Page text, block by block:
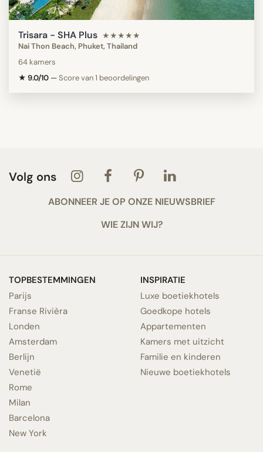
Trisara - SHA Plus ★★★★★
Nai Thon Beach, Phuket, Thailand
64 kamers
★ 9.0/10 —Score van 1 beoordelingen
Volg ons
ABONNEER JE OP ONZE NIEUWSBRIEF
WIE ZIJN WIJ?
TOPBESTEMMINGEN
Parijs
Franse Rivièra
Londen
Amsterdam
Berlijn
Venetië
Rome
Milan
Barcelona
New York
INSPIRATIE
Luxe boetiekhotels
Goedkope hotels
Appartementen
Kamers met uitzicht
Familie en kinderen
Nieuwe boetiekhotels